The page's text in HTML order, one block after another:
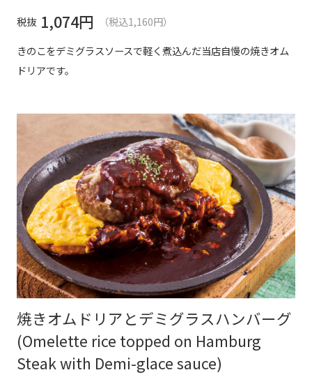
税抜 1,074円
（税込1,160円）
きのこをデミグラスソースで軽く煮込んだ当店自慢の焼きオム
ドリアです。
焼きオムドリアとデミグラスハンバーグ
(Omelette rice topped on Hamburg
Steak with Demi-glace sauce)